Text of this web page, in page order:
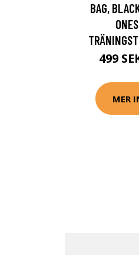
BAG,
499
MER